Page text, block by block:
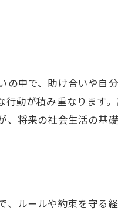
の中で、助け合いや自
動が積み重なります
、将来の社会生活の基
ルールや約束を守る